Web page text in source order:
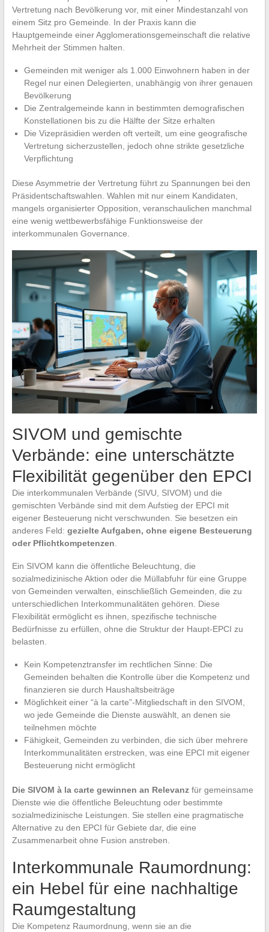
Vertretung nach Bevölkerung vor, mit einer Mindestanzahl von
einem Sitz pro Gemeinde. In der Praxis kann die
Hauptgemeinde einer Agglomerationsgemeinschaft die relative
Mehrheit der Stimmen halten.
Gemeinden mit weniger als 1.000 Einwohnern haben in der
Regel nur einen Delegierten, unabhängig von ihrer genauen
Bevölkerung
Die Zentralgemeinde kann in bestimmten demografischen
Konstellationen bis zu die Hälfte der Sitze erhalten
Die Vizepräsidien werden oft verteilt, um eine geografische
Vertretung sicherzustellen, jedoch ohne strikte gesetzliche
Verpflichtung
Diese Asymmetrie der Vertretung führt zu Spannungen bei den
Präsidentschaftswahlen. Wahlen mit nur einem Kandidaten,
mangels organisierter Opposition, veranschaulichen manchmal
eine wenig wettbewerbsfähige Funktionsweise der
interkommunalen Governance.
SIVOM und gemischte
Verbände: eine unterschätzte
Flexibilität gegenüber den EPCI
Die interkommunalen Verbände (SIVU, SIVOM) und die
gemischten Verbände sind mit dem Aufstieg der EPCI mit
eigener Besteuerung nicht verschwunden. Sie besetzen ein
anderes Feld: gezielte Aufgaben, ohne eigene Besteuerung
oder Pflichtkompetenzen.
Ein SIVOM kann die öffentliche Beleuchtung, die
sozialmedizinische Aktion oder die Müllabfuhr für eine Gruppe
von Gemeinden verwalten, einschließlich Gemeinden, die zu
unterschiedlichen Interkommunalitäten gehören. Diese
Flexibilität ermöglicht es ihnen, spezifische technische
Bedürfnisse zu erfüllen, ohne die Struktur der Haupt-EPCI zu
belasten.
Kein Kompetenztransfer im rechtlichen Sinne: Die
Gemeinden behalten die Kontrolle über die Kompetenz und
finanzieren sie durch Haushaltsbeiträge
Möglichkeit einer “à la carte”-Mitgliedschaft in den SIVOM,
wo jede Gemeinde die Dienste auswählt, an denen sie
teilnehmen möchte
Fähigkeit, Gemeinden zu verbinden, die sich über mehrere
Interkommunalitäten erstrecken, was eine EPCI mit eigener
Besteuerung nicht ermöglicht
Die SIVOM à la carte gewinnen an Relevanzfür gemeinsame
Dienste wie die öffentliche Beleuchtung oder bestimmte
sozialmedizinische Leistungen. Sie stellen eine pragmatische
Alternative zu den EPCI für Gebiete dar, die eine
Zusammenarbeit ohne Fusion anstreben.
Interkommunale Raumordnung:
ein Hebel für eine nachhaltige
Raumgestaltung
Die Kompetenz Raumordnung, wenn sie an die